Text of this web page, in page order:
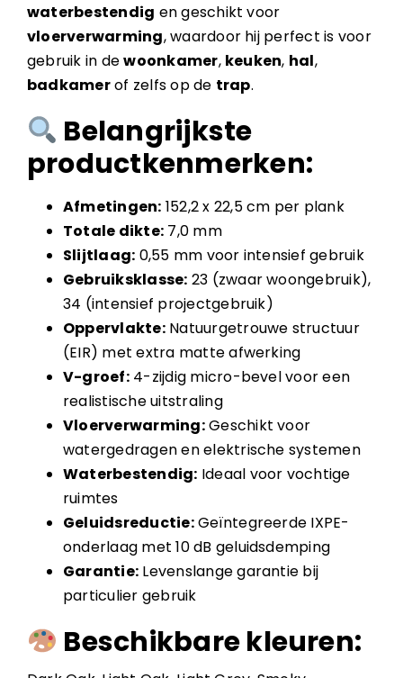
waterbestendig en geschikt voor
vloerverwarming, waardoor hij perfect is voor
gebruik in dewoonkamer, keuken, hal,
badkamerof zelfs op de trap.
Belangrijkste
productkenmerken:
Afmetingen: 152,2 x 22,5 cm per plank
Totale dikte: 7,0 mm
Slijtlaag: 0,55 mm voor intensief gebruik
Gebruiksklasse: 23 (zwaar woongebruik),
34 (intensief projectgebruik)
Oppervlakte:Natuurgetrouwe structuur
(EIR) met extra matte afwerking
V-groef:4-zijdig micro-bevel voor een
realistische uitstraling
Vloerverwarming:Geschikt voor
watergedragen en elektrische systemen
Waterbestendig: Ideaal voor vochtige
ruimtes
Geluidsreductie:Geïntegreerde IXPE-
onderlaag met 10 dB geluidsdemping
Garantie: Levenslange garantie bij
particulier gebruik
Beschikbare kleuren: